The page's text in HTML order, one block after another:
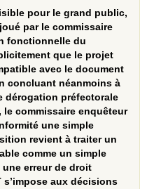
pour le grand public,
par le commissaire
fonctionnelle du
que le projet
avec le document
concluant néanmoins à
dérogation préfectorale
commissaire enquêteur
une simple
revient à traiter un
comme un simple
erreur de droit
s’impose aux décisions